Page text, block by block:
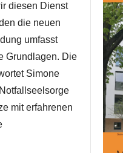
diesen Dienst
die neuen
umfasst
Grundlagen. Die
Simone
mit erfahrenen